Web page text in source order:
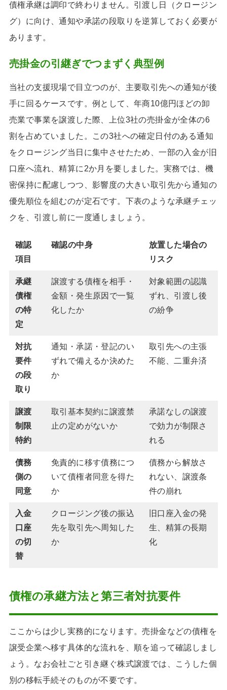
債権承継は調印で終わりません。引渡し日（クロージン
グ）に向け、通知や承諾の段取りを逆算しておく必要が
あります。
売掛金の引継ぎでつまずく典型例
当社の支援現場で目立つのが、主要取引先への通知が後
手に回るケースです。例として、年商10億円ほどの卸
売業で事業を譲渡した際、上位3社の売掛金が全体の6
割を占めていました。この3社への確定日付のある通知
をクロージング当日に集中させたため、一部の入金が旧
口座へ流れ、精算に2か月を要しました。実務では、機
密保持に配慮しつつ、影響度の大きい取引先から通知の
優先順位を組むのが定石です。下表のような承継チェッ
クを、引渡し前に一度通しましょう。
確認
項目
確認の中身
放置した場合の
リスク
承継
債権
の特
定
譲渡する債権を相手・
金額・発生原因で一覧
化したか
対象範囲の認識
ずれ、引渡し後
の紛争
対抗
要件
の段
取り
通知・承諾・登記のい
ずれで備えるか決めた
か
取引先への主張
不能、二重弁済
譲渡
制限
特約
取引基本契約に譲渡禁
止の定めがないか
承諾なしの譲渡
で効力が制限さ
れる
債務
側の
同意
免責的に移す債務につ
いて債権者同意を得た
か
債務から解放さ
れない、譲渡条
件の崩れ
入金
口座
の切
替
クロージング後の振込
先を取引先へ周知した
か
旧口座入金の発
生、精算の長期
化
債権の承継方法と第三者対抗要件
ここからは少し実務的になります。売掛金などの債権を
譲受企業へ移す具体的な流れを、順を追って確認しまし
ょう。なお会社ごと引き継ぐ株式譲渡では、こうした個
別の移転手続そのものが不要です。